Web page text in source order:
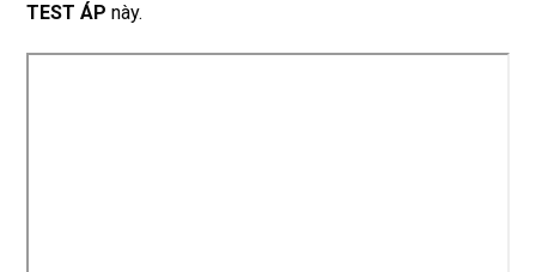
TEST ÁP này.